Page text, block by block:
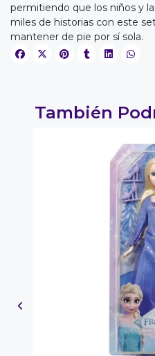
permitiendo que los niños y
miles de historias con este
mantener de pie por sí sola.
También